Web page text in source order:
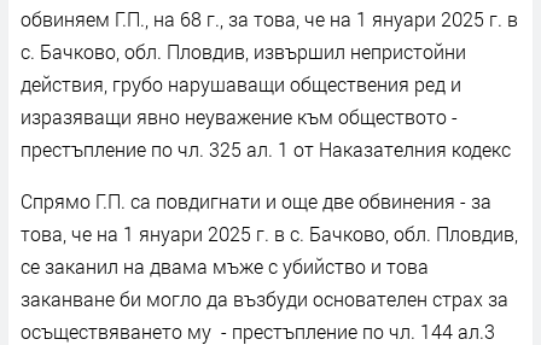
обвиняем Г.П., на 68 г., за това, че на 1 януари 2025 г. в
с. Бачково, обл. Пловдив, извършил непристойни
действия, грубо нарушаващи обществения ред и
изразяващи явно неуважение към обществото -
престъпление по чл. 325 ал. 1 от Наказателния кодекс
Спрямо Г.П. са повдигнати и още две обвинения - за
това, че на 1 януари 2025 г. в с. Бачково, обл. Пловдив,
се заканил на двама мъже с убийство и това
заканване би могло да възбуди основателен страх за
осъществяването му - престъпление по чл. 144 ал.3